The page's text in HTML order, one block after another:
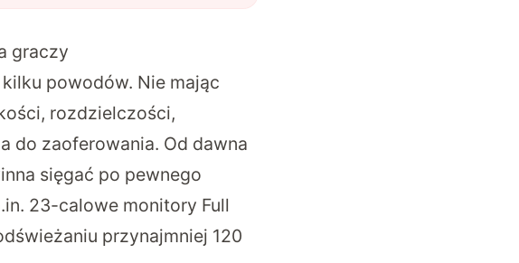
graczy
powodów. Nie mając
rozdzielczości,
do zaoferowania. Od dawna
sięgać po pewnego
23-calowe monitory Full
przynajmniej 120